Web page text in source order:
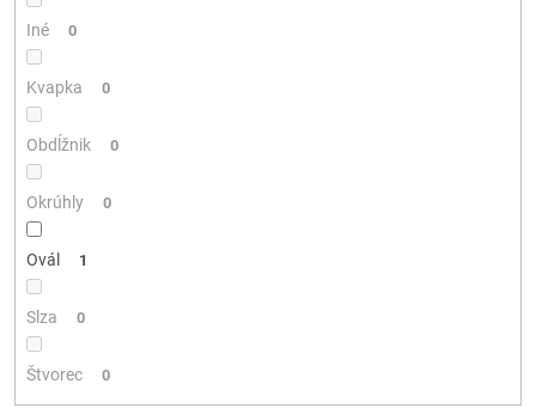
Iné 0
Kvapka 0
Obdĺžnik 0
Okrúhly 0
Ovál 1
Slza 0
Štvorec 0